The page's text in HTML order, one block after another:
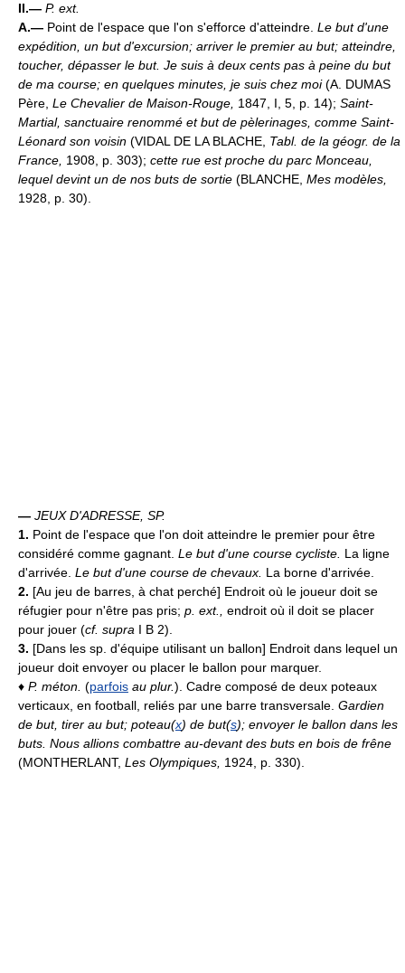
II.— P. ext.
A.— Point de l'espace que l'on s'efforce d'atteindre. Le but d'une
expédition, un but d'excursion; arriver le premier au but; atteindre,
toucher, dépasser le but. Je suis à deux cents pas à peine du but
de ma course; en quelques minutes, je suis chez moi(A. DUMAS
Père, Le Chevalier de Maison-Rouge, 1847, I, 5, p. 14); Saint-
Martial, sanctuaire renommé et but de pèlerinages, comme Saint-
Léonard son voisin (VIDAL DE LA BLACHE, Tabl. de la géogr. de la
France, 1908, p. 303); cette rue est proche du parc Monceau,
lequel devint un de nos buts de sortie (BLANCHE, Mes modèles,
1928, p. 30).
— JEUX D'ADRESSE, SP.
1. Point de l'espace que l'on doit atteindre le premier pour être
considéré comme gagnant. Le but d'une course cycliste. La ligne
d'arrivée. Le but d'une course de chevaux. La borne d'arrivée.
2. [Au jeu de barres, à chat perché] Endroit où le joueur doit se
réfugier pour n'être pas pris; p. ext., endroit où il doit se placer
pour jouer (cf. supra I B 2).
3. [Dans les sp. d'équipe utilisant un ballon] Endroit dans lequel un
joueur doit envoyer ou placer le ballon pour marquer.
♦ P. méton. (parfois au plur.). Cadre composé de deux poteaux
verticaux, en football, reliés par une barre transversale. Gardien
de but, tirer au but; poteau(x) de but(s); envoyer le ballon dans les
buts. Nous allions combattre au-devant des buts en bois de frêne
(MONTHERLANT, Les Olympiques, 1924, p. 330).